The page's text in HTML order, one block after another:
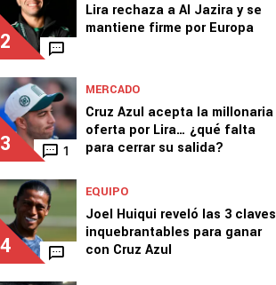
2
Lira rechaza a Al Jazira y se
mantiene firme por Europa
3 1
MERCADO
Cruz Azul acepta la millonaria
oferta por Lira… ¿qué falta
para cerrar su salida?
4
EQUIPO
Joel Huiqui reveló las 3 claves
inquebrantables para ganar
con Cruz Azul